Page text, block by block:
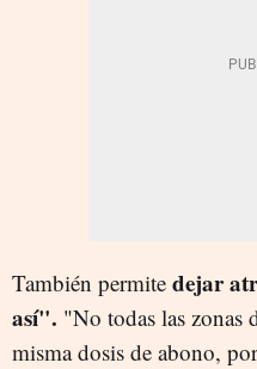
También permite dejar
así". "No todas las zonas
misma dosis de abono,